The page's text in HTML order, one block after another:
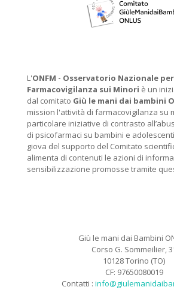
L'ONFM - Osservatorio Nazionale
Farmacovigilanza sui Minori è un
dal comitato Giù le mani dai bambini
mission l'attività di farmacovigilanza su
particolare iniziative di contrasto
di psicofarmaci su bambini e
giova del supporto del Comitato
alimenta di contenuti le azioni di
sensibilizzazione promosse tramite
Giù le mani dai Bambini
Corso G. Sommeilier,
10128 Torino (TO)
CF: 97650080019
Contatti :